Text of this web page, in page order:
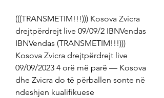
(((TRANSMETIM!!!))) Kosova Zvicra
drejtpërdrejt live 09/09/2 IBNVendas
IBNVendas (TRANSMETIM!!!)))
Kosova Zvicra drejtpërdrejt live
09/09/2023 4 orë më parë — Kosova
dhe Zvicra do të përballen sonte në
ndeshjen kualifikuese